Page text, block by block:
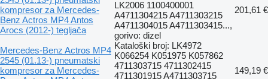
kompresor za Mercedes-
Benz Actros MP4 Antos
Arocs (2012-) tegljača
LK2006 1100400001
A4711304215 A4711303215
A4711304015 A4711303415...,
gorivo: dizel
201,61 €
Mercedes-Benz Actros MP4
2545 (01.13-) pneumatski
kompresor za Mercedes-
Kataloški broj: LK4972
K066254 K051975 K057862
4711303715 4711302415
4711301915 A4711303715
149,19 €